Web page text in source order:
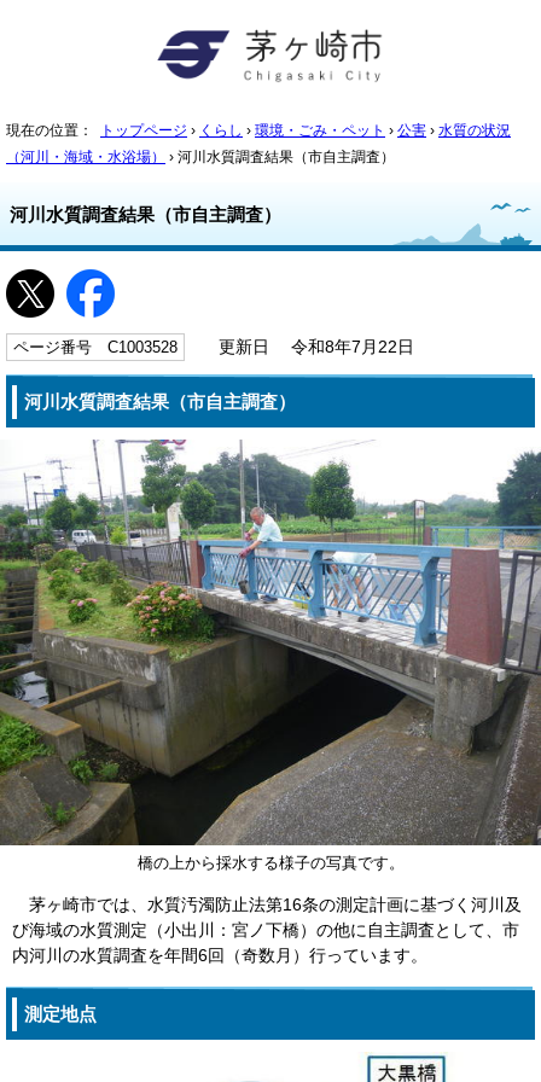
現在の位置： トップページ › くらし › 環境・ごみ・ペット › 公害 › 水質の状況
（河川・海域・水浴場）
› 河川水質調査結果（市自主調査）
河川水質調査結果（市自主調査）
ページ番号 C1003528 更新日 令和8年7月22日
河川水質調査結果（市自主調査）
橋の上から採水する様子の写真です。
茅ヶ崎市では、水質汚濁防止法第16条の測定計画に基づく河川及
び海域の水質測定（小出川：宮ノ下橋）の他に自主調査として、市
内河川の水質調査を年間6回（奇数月）行っています。
測定地点